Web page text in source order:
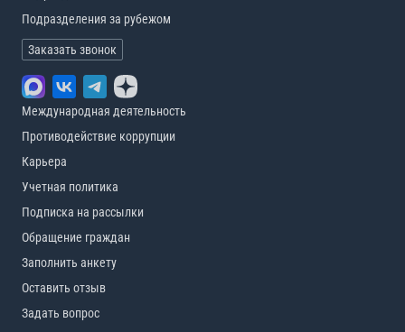
Подразделения за рубежом
Заказать звонок
Международная деятельность
Противодействие коррупции
Карьера
Учетная политика
Подписка на рассылки
Обращение граждан
Заполнить анкету
Оставить отзыв
Задать вопрос